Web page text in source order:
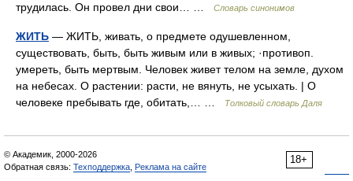
трудилась. Он провел дни свои… …
Словарь синонимов
ЖИТЬ — ЖИТЬ, живать, о предмете одушевленном,
существовать, быть, быть живым или в живых; ·противоп.
умереть, быть мертвым. Человек живет телом на земле, духом
на небесах. О растении: расти, не вянуть, не усыхать. | О
человеке пребывать где, обитать,… …
Толковый словарь Даля
18+
© Академик, 2000-2026
Обратная связь: Техподдержка Реклама на сайте